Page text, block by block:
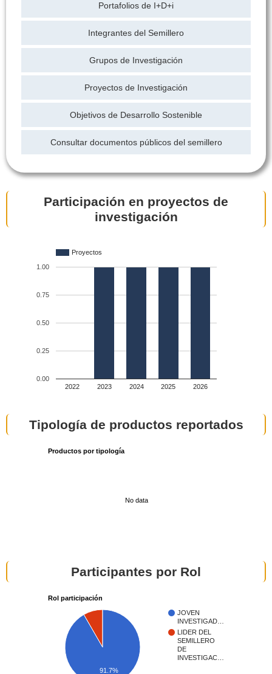
Portafolios de I+D+i
Integrantes del Semillero
Grupos de Investigación
Proyectos de Investigación
Objetivos de Desarrollo Sostenible
Consultar documentos públicos del semillero
Participación en proyectos de
investigación
Proyectos
2022 2023 2024 2025 2026
0.00
0.25
0.50
0.75
1.00
Tipología de productos reportados
Productos por tipología
No data
Participantes por Rol
Rol participación
JOVEN
INVESTIGAD…
LIDER DEL
SEMILLERO
DE
INVESTIGAC…
91.7%